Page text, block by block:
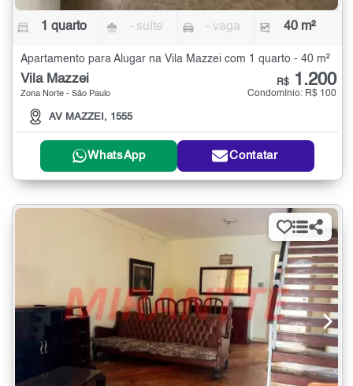
1 quarto - suíte - vaga 40 m²
Apartamento para Alugar na Vila Mazzei com 1 quarto - 40 m²
Vila Mazzei
Zona Norte - São Paulo
AV MAZZEI, 1555
R$ 1.200
Condomínio: R$ 100
WhatsApp Contatar